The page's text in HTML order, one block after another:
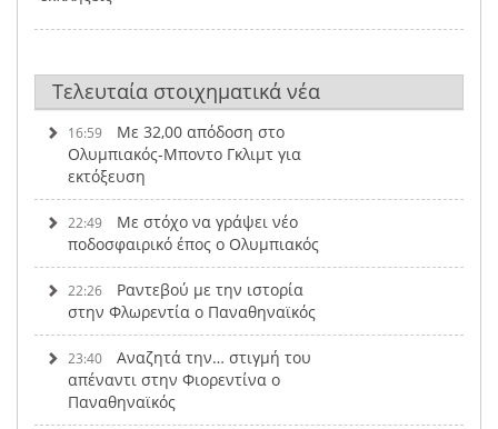
Τελευταία στοιχηματικά νέα
16:59
Με 32,00 απόδοση στο
Ολυμπιακός-Μποντο Γκλιμτ για
εκτόξευση
22:49
Με στόχο να γράψει νέο
ποδοσφαιρικό έπος ο Ολυμπιακός
22:26
Ραντεβού με την ιστορία
στην Φλωρεντία ο Παναθηναϊκός
23:40
Αναζητά την… στιγμή του
απέναντι στην Φιορεντίνα ο
Παναθηναϊκός